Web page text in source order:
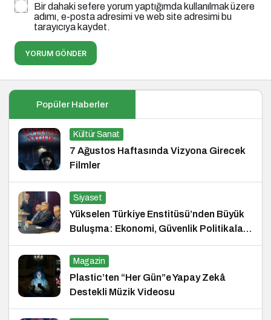
Bir dahaki sefere yorum yaptığımda kullanılmak üzere
adımı, e-posta adresimi ve web site adresimi bu
tarayıcıya kaydet.
YORUM GÖNDER
Popüler Haberler
Kültür Sanat
7 Ağustos Haftasında Vizyona Girecek
Filmler
Siyaset
Yükselen Türkiye Enstitüsü’nden Büyük
Buluşma: Ekonomi, Güvenlik Politikaları
ve Hukuk Konferansı
Magazin
Plastic’ten “Her Gün”e Yapay Zekâ
Destekli Müzik Videosu